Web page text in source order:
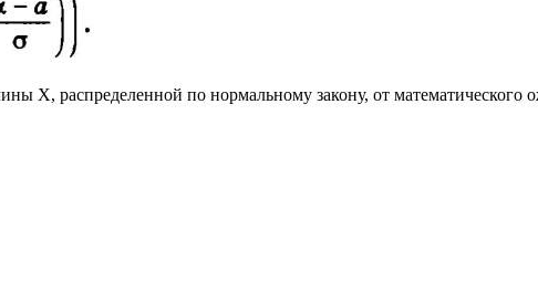
Х, распределенной по нормальному закону, от